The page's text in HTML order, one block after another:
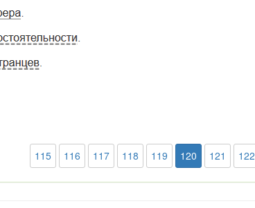
115 116 117 118 119 120 121 122